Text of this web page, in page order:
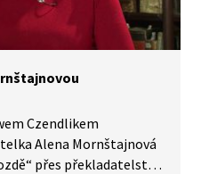
Czendlikem
Alena Mornštajnová
přes překladatelství